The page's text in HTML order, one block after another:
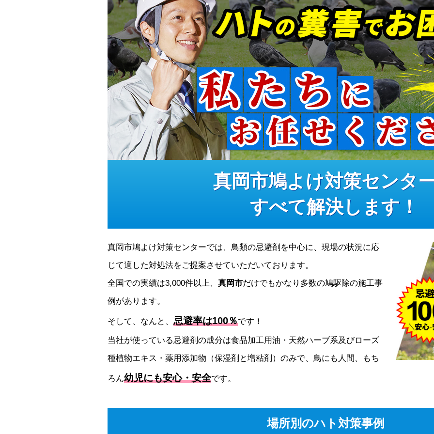
真岡市鳩よけ対策センタ
すべて解決します！
真岡市鳩よけ対策センターでは、鳥類の忌避剤を中心に、現場の状況に応
じて適した対処法をご提案させていただいております。
全国での実績は3,000件以上、 真岡市だけでもかなり多数の鳩駆除の施工事
例があります。
そして、なんと、 忌避率は100％です！
当社が使っている忌避剤の成分は食品加工用油・天然ハーブ系及びローズ
種植物エキス・薬用添加物（保湿剤と増粘剤）のみで、鳥にも人間、もち
ろん幼児にも安心・安全です。
場所別のハト対策事例